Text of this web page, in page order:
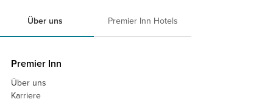
Über uns Premier Inn Hotels
Premier Inn
Über uns
Karriere